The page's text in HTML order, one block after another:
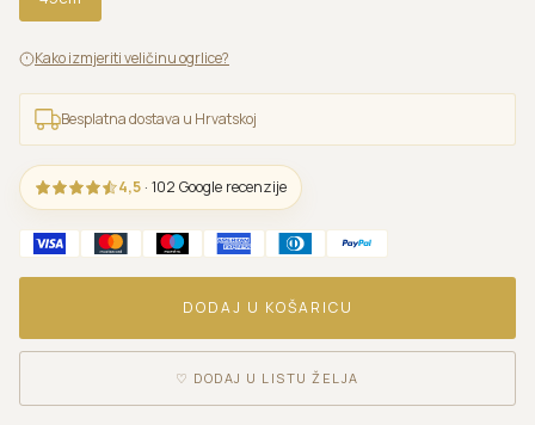
Kako izmjeriti veličinu ogrlice?
Besplatna dostava u Hrvatskoj
4,5 · 102 Google recenzije
DODAJ U KOŠARICU
♡ DODAJ U LISTU ŽELJA